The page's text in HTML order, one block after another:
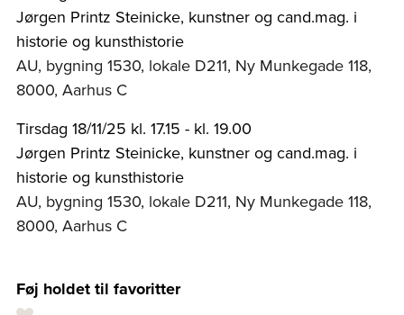
Jørgen Printz Steinicke, kunstner og cand.mag. i
historie og kunsthistorie
AU, bygning 1530, lokale D211, Ny Munkegade 118,
8000, Aarhus C
Tirsdag 18/11/25 kl. 17.15 - kl. 19.00
Jørgen Printz Steinicke, kunstner og cand.mag. i
historie og kunsthistorie
AU, bygning 1530, lokale D211, Ny Munkegade 118,
8000, Aarhus C
Føj holdet til favoritter